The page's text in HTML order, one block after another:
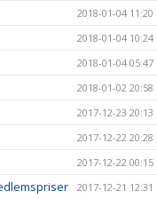
2018-01-04 11:20
2018-01-04 10:24
2018-01-04 05:47
2018-01-02 20:58
2017-12-23 20:13
2017-12-22 20:28
2017-12-22 00:15
2017-12-21 12:31